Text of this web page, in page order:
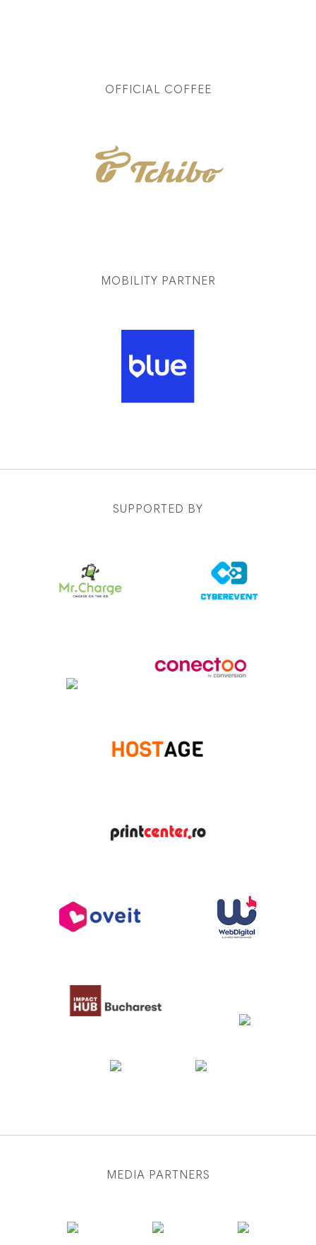
OFFICIAL COFFEE
MOBILITY PARTNER
SUPPORTED BY
MEDIA PARTNERS